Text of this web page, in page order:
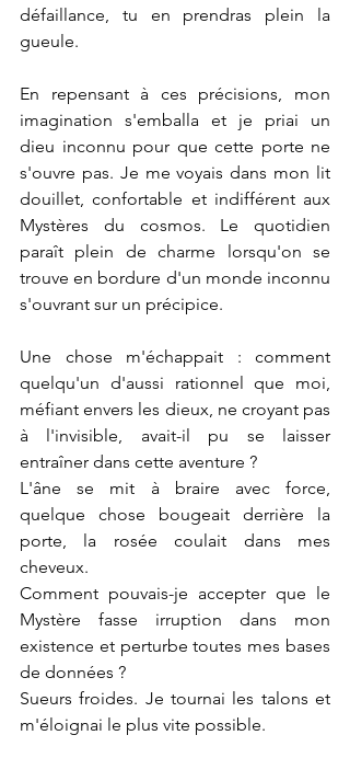
défaillance, tu en prendras plein la
gueule.
En repensant à ces précisions, mon
imagination s'emballa et je priai un
dieu inconnu pour que cette porte ne
s'ouvre pas. Je me voyais dans mon lit
douillet, confortable et indifférent aux
Mystères du cosmos. Le quotidien
paraît plein de charme lorsqu'on se
trouve en bordure d'un monde inconnu
s'ouvrant sur un précipice.
Une chose m'échappait : comment
quelqu'un d'aussi rationnel que moi,
méfiant envers les dieux, ne croyant pas
à l'invisible, avait-il pu se laisser
entraîner dans cette aventure ?
L'âne se mit à braire avec force,
quelque chose bougeait derrière la
porte, la rosée coulait dans mes
cheveux.
Comment pouvais-je accepter que le
Mystère fasse irruption dans mon
existence et perturbe toutes mes bases
de données ?
Sueurs froides. Je tournai les talons et
m'éloignai le plus vite possible.